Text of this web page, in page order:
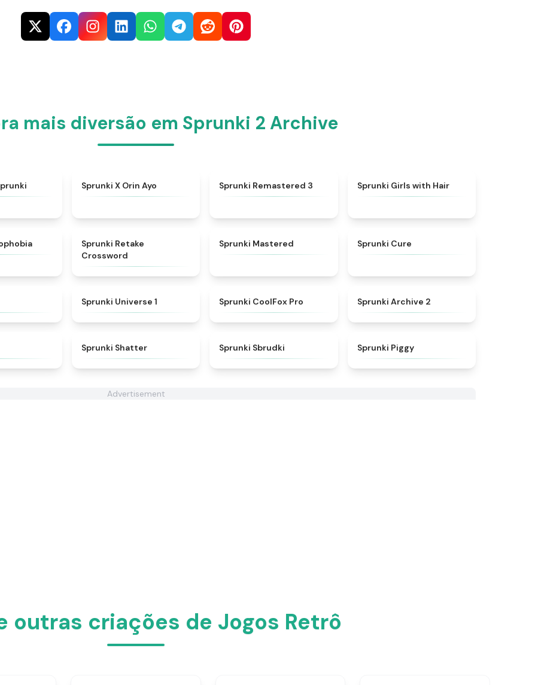
mais diversão em Sprunki 2 Archive
Sprunki X Orin Ayo ★
Sprunki Remastered 3 ★
Sprunki Girls with Hair
Sprunki Retake
Crossword
Sprunki Mastered Sprunki Cure
Sprunki Universe 1 Sprunki CoolFox Pro Sprunki Archive 2
Sprunki Shatter Sprunki Sbrudki Sprunki Piggy
Advertisement
outras criações de Jogos Retrô